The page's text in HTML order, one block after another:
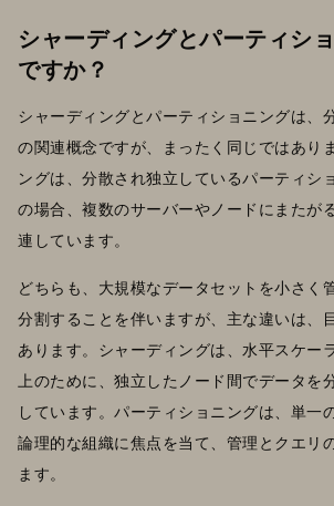
シャーディングとパーティシ
ですか？
シャーディングとパーティショニングは、
の関連概念ですが、まったく同じではあり
ングは、分散され独立しているパーティシ
の場合、複数のサーバーやノードにまたが
連しています。
どちらも、大規模なデータセットを小さく
分割することを伴いますが、主な違いは、
あります。シャーディングは、水平スケー
上のために、独立したノード間でデータを
しています。パーティショニングは、単一
論理的な組織に焦点を当て、管理とクエリ
ます。